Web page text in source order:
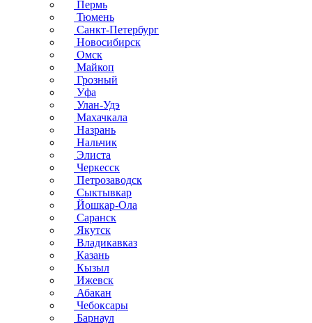
Пермь
Тюмень
Санкт-Петербург
Новосибирск
Омск
Майкоп
Грозный
Уфа
Улан-Удэ
Махачкала
Назрань
Нальчик
Элиста
Черкесск
Петрозаводск
Сыктывкар
Йошкар-Ола
Саранск
Якутск
Владикавказ
Казань
Кызыл
Ижевск
Абакан
Чебоксары
Барнаул